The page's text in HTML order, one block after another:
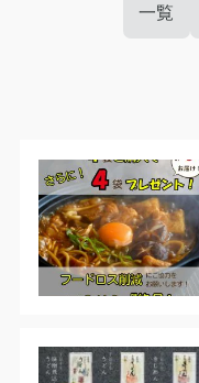
一覧